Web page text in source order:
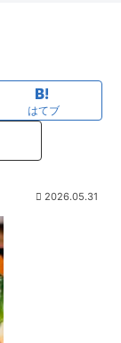
はてブ
2026.05.31